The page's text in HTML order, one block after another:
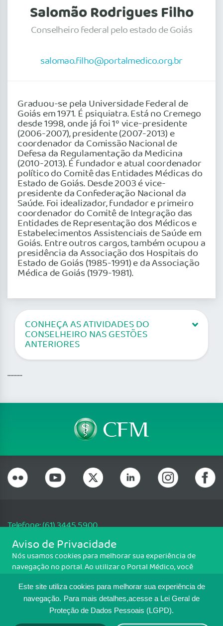
Este site utiliza cookies para melhorar sua experiência de
navegação. Para mais detalhes,acesse a Lei Geral de
Proteção de Dados Pessoais (LGPD).
Salomão Rodrigues Filho
Conselheiro federal pelo estado de Goiás
salomao.filho@portalmedico.org.br
Graduou-se pela Universidade Federal de
Goiás em 1971. É psiquiatra. Está no Cremego
desde 1998, onde já foi 1º vice-presidente
(2006-2007), presidente (2007-2013) e
coordenador da Comissão Nacional de
Defesa da Regulamentação da Medicina
(2010-2013). É fundador e atual coordenador
político do Comitê das Entidades Médicas do
Estado de Goiás. Desde 2003 é vice-
presidente da Confederação Nacional da
Saúde. Foi idealizador, fundador e primeiro
coordenador do Comitê de Integração das
Entidades de Representação dos Médicos e
Estabelecimentos Assistenciais de Saúde em
Goiás. Entre outros cargos, também ocupou a
presidência da Associação dos Hospitais do
Estado de Goiás (1985-1991) e da Associação
Médica de Goiás (1979-1981).
CONHEÇA AS ATIVIDADES DO
CONSELHEIRO NAS GESTÕES
ANTERIORES
..........
Telefone: (61) 3445 5900
Email: cfm@portalmedico.org.br
SGAS 616, Conjunto D, Lote 115, L2 Sul, Brasília/DF - CEP: 70200-760 -
CNPJ: 33.583.550/0001-30
MAPA DO SITE
Aviso de Privacidade
Nós usamos cookies para melhorar sua experiência de
navegação no portal. Ao utilizar o Portal Médico, você
Para ter mais informações sobre como isso é feito, acesse
Política de cookies. Se você concorda, clique em ACEITO.